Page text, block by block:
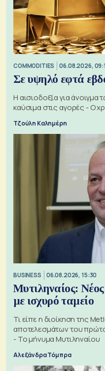
COMMODITIES 06.08.2026,
Σε υψηλό εφτά
Η αισιοδοξία για άνοιγμα
καύσιμα στις αγορές - Ο
Τζούλη Καλημέρη
BUSINESS 06.08.2026, 15:30
Μυτιληναίος:
με ισχυρό ταμείο
Τι είπε η διοίκηση της
αποτελεσμάτων του
- Το μήνυμα Μυτιληναίου
Αλεξάνδρα Τόμπρα